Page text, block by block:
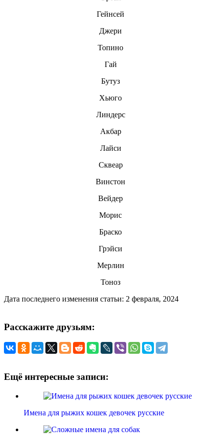
Гейнсей
Джери
Топино
Гай
Бутуз
Хьюго
Линдерс
Акбар
Лайси
Сквеар
Винстон
Вейдер
Mopиc
Браско
Грэйси
Мерлин
Тоноз
Дата последнего изменения статьи: 2 февраля, 2024
Расскажите друзьям:
Ещё интересные записи:
Имена для рыжих кошек девочек русские